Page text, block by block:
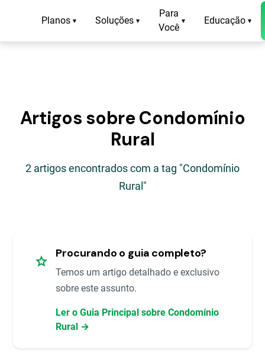
Planos ▾ Soluções ▾
Para
Você
▾ Educação ▾
Artigos sobre Condomínio
Rural
2 artigos encontrados com a tag "Condomínio
Rural"
star Procurando o guia completo?
Temos um artigo detalhado e exclusivo
sobre este assunto.
Ler o Guia Principal sobre Condomínio
Rural →